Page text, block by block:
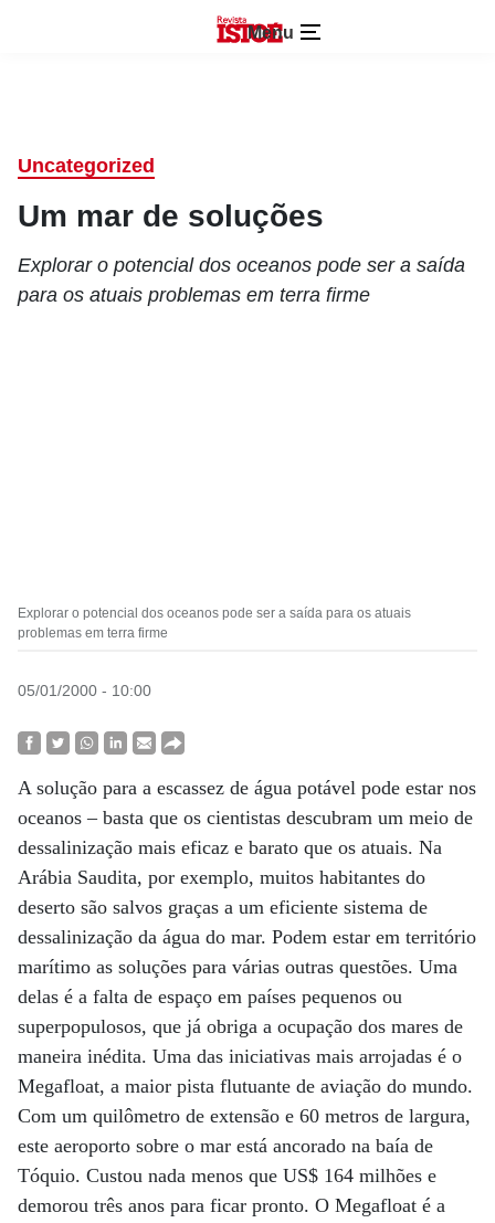
Menu
Uncategorized
Um mar de soluções
Explorar o potencial dos oceanos pode ser a saída
para os atuais problemas em terra firme
Explorar o potencial dos oceanos pode ser a saída para os atuais
problemas em terra firme
05/01/2000 - 10:00
A solução para a escassez de água potável pode estar nos
oceanos – basta que os cientistas descubram um meio de
dessalinização mais eficaz e barato que os atuais. Na
Arábia Saudita, por exemplo, muitos habitantes do
deserto são salvos graças a um eficiente sistema de
dessalinização da água do mar. Podem estar em território
marítimo as soluções para várias outras questões. Uma
delas é a falta de espaço em países pequenos ou
superpopulosos, que já obriga a ocupação dos mares de
maneira inédita. Uma das iniciativas mais arrojadas é o
Megafloat, a maior pista flutuante de aviação do mundo.
Com um quilômetro de extensão e 60 metros de largura,
este aeroporto sobre o mar está ancorado na baía de
Tóquio. Custou nada menos que US$ 164 milhões e
demorou três anos para ficar pronto. O Megafloat é a